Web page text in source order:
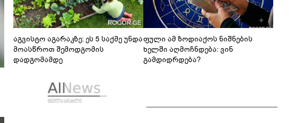
აგვისტო აგარაკზე: ეს 5 საქმე უნდა
მოასწროთ შემოდგომის
დადგომამდე
ფული ამ ზოდიაქოს ნიშნების
ხელში აღმოჩნდება: ვინ
გამდიდრდება?